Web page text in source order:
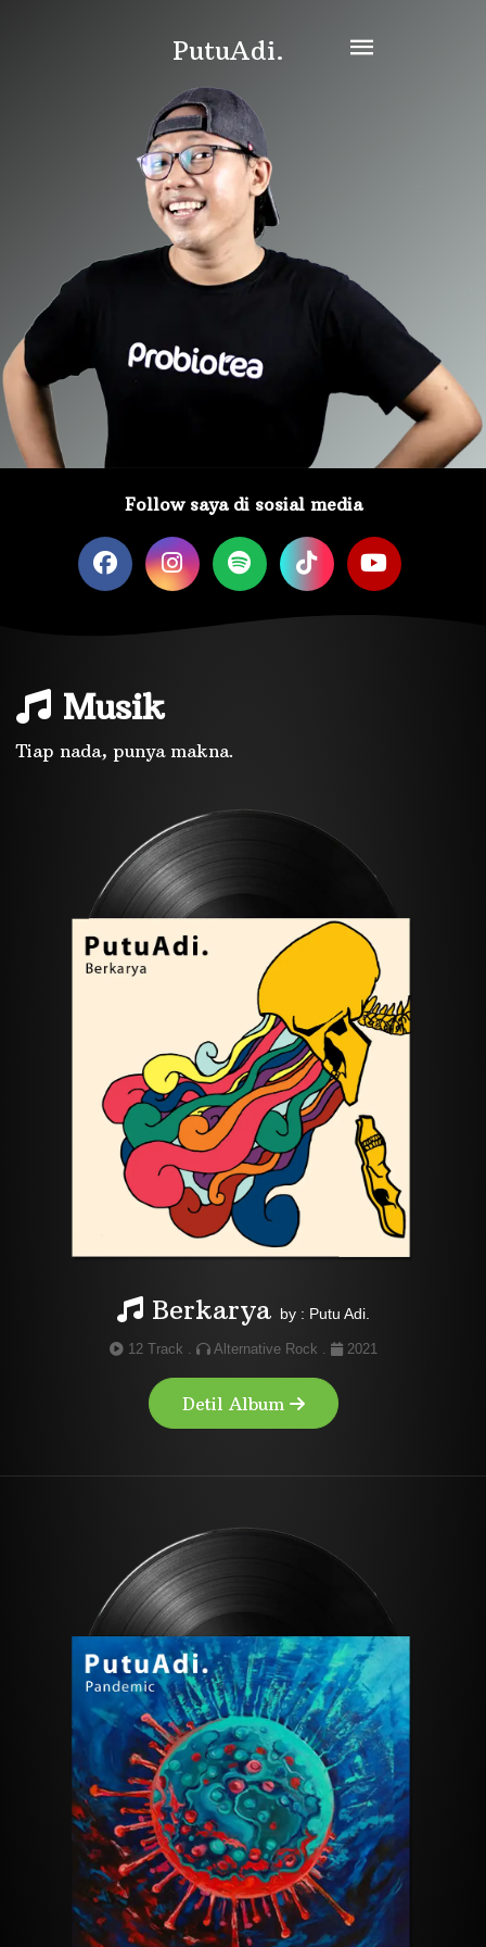
PutuAdi.
Follow saya di sosial media
Musik
Tiap nada, punya makna.
Berkarya by : Putu Adi.
12 Track . Alternative Rock . 2021
Detil Album